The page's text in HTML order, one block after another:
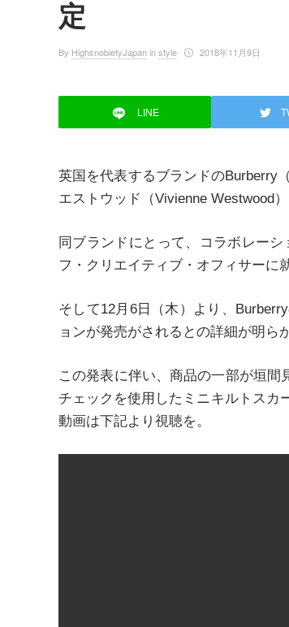
定
By HighsnobietyJapaninstyle 2018年11月9日
LINE
英国を代表するブランドのBurberry
エストウッド（Vivienne Westwood
同ブランドにとって、コラボレー
フ・クリエイティブ・オフィサーに
そして12月6日（木）より、
ョンが発売がされるとの詳細が明ら
この発表に伴い、商品の一部が垣
チェックを使用したミニキルトスカ
動画は下記より視聴を。